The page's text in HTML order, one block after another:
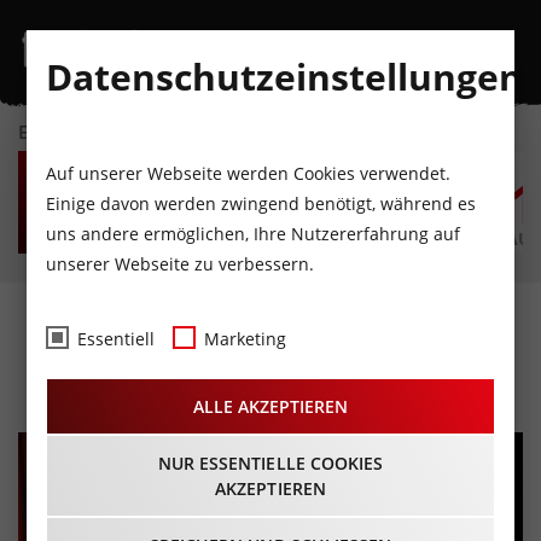
EVENTKALENDER
DO
6
AUGUST
FR
7
AUGUST
SA
8
AUGUST
SO
9
AUGUST
MO
10
AUGUST
Nina Hartmann „Endlich
Hausfrau“
Datenschutzeinstellungen
Auf unserer Webseite werden Cookies verwendet.
Einige davon werden zwingend benötigt, während es
uns andere ermöglichen, Ihre Nutzererfahrung auf
unserer Webseite zu verbessern.
Essentiell Marketing
ALLE AKZEPTIEREN
NUR ESSENTIELLE COOKIES
AKZEPTIEREN